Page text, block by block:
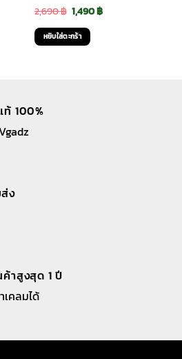
2,690฿ Original
price
was:
1,490฿Current
หยิบใส่ตะกร้า
100%
ง
าสูงสุด 1 ปี
คลมได้